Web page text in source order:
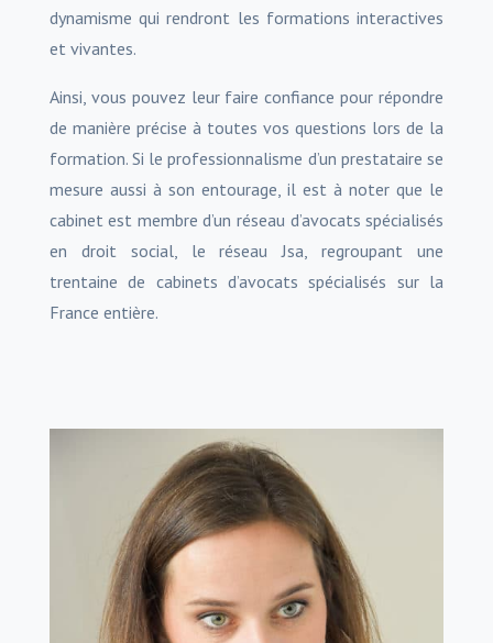
dynamisme qui rendront les formations interactives
et vivantes.
Ainsi, vous pouvez leur faire confiance pour répondre
de manière précise à toutes vos questions lors de la
formation. Si le professionnalisme d’un prestataire se
mesure aussi à son entourage, il est à noter que le
cabinet est membre d’un réseau d’avocats spécialisés
en droit social, le réseau Jsa, regroupant une
trentaine de cabinets d’avocats spécialisés sur la
France entière.